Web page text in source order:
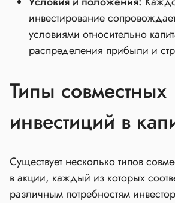
инвестирование
условиями относительно
распределения прибыли и
Типы совместных
инвестиций в
Существует несколько типов
в акции, каждый из которых
различным потребностям